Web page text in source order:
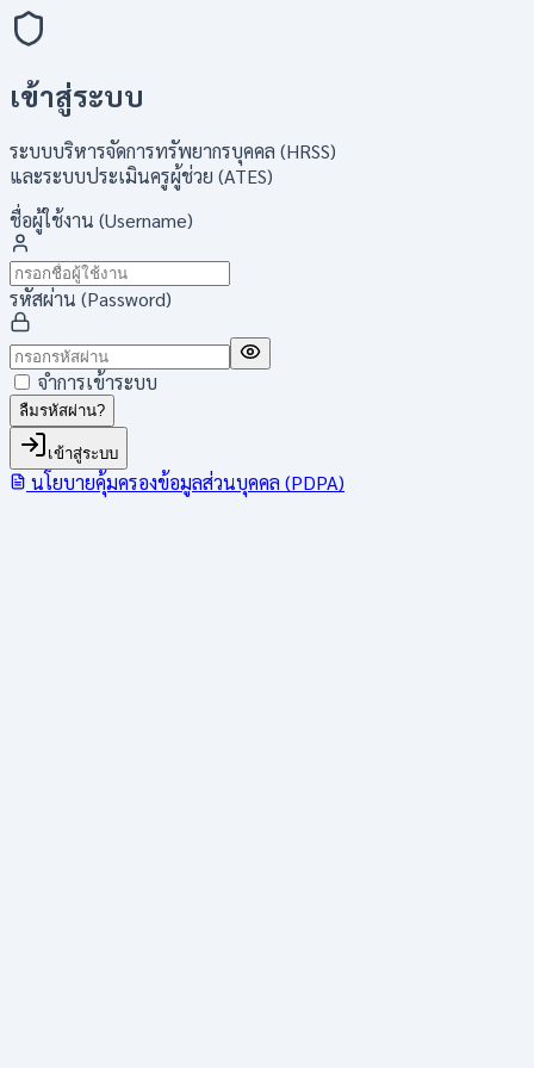
เข้าสู่ระบบ
ระบบบริหารจัดการทรัพยากรบุคคล (HRSS)
และระบบประเมินครูผู้ช่วย (ATES)
ชื่อผู้ใช้งาน (Username)
รหัสผ่าน (Password)
จำการเข้าระบบ
ลืมรหัสผ่าน?
เข้าสู่ระบบ
นโยบายคุ้มครองข้อมูลส่วนบุคคล (PDPA)